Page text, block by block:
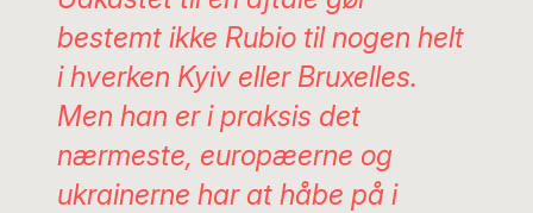
bestemt ikke Rubio til nogen helt
i hverken Kyiv eller Bruxelles.
Men han er i praksis det
nærmeste, europæerne og
ukrainerne har at håbe på i